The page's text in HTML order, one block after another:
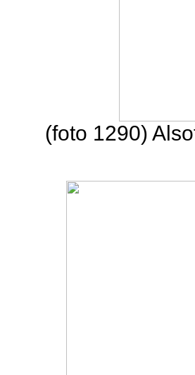
(foto 1290)